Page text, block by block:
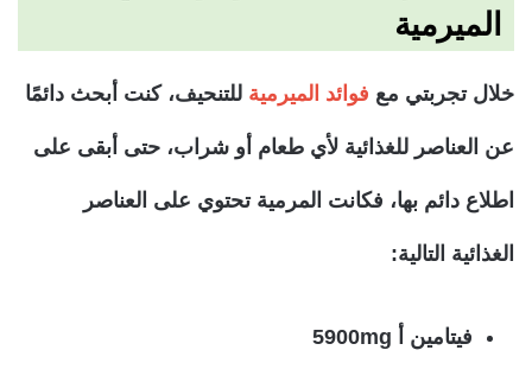
الميرمية
خلال تجربتي مع فوائد الميرمية للتنحيف، كنت أبحث دائمًا
عن العناصر للغذائية لأي طعام أو شراب، حتى أبقى على
اطلاع دائم بها، فكانت المرمية تحتوي على العناصر
الغذائية التالية:
فيتامين أ 5900mg